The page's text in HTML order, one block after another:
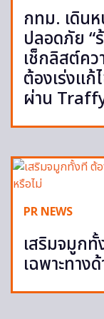
กทม. เดิน
ปลอดภัย “
เช็กลิสต์ค
ต้องเร่งแก้
ผ่าน
PR NEWS
เสริมจมูก
เฉพาะทาง